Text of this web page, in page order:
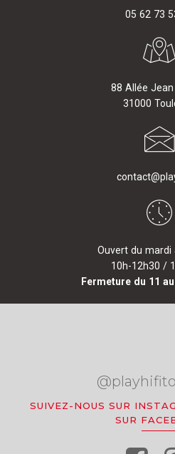
05 62 73
88 Allée
31000
Ouvert du mardi
10h-12h30 /
Fermeture du 11
SUIVEZ-NOUS SUR
SUR